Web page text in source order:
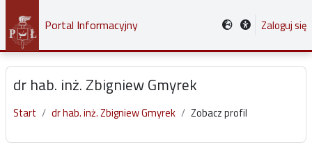
Przejdź do głównej zawartości
Portal Informacyjny Zaloguj się
dr hab. inż. Zbigniew Gmyrek
Start dr hab. inż. Zbigniew Gmyrek Zobacz profil